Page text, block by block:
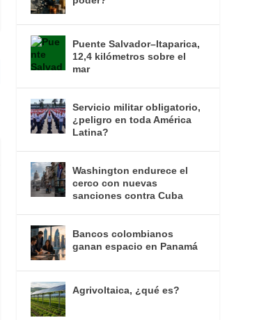
Puente Salvador–Itaparica,
12,4 kilómetros sobre el
mar
Servicio militar obligatorio,
¿peligro en toda América
Latina?
Washington endurece el
cerco con nuevas
sanciones contra Cuba
Bancos colombianos
ganan espacio en Panamá
Agrivoltaica, ¿qué es?